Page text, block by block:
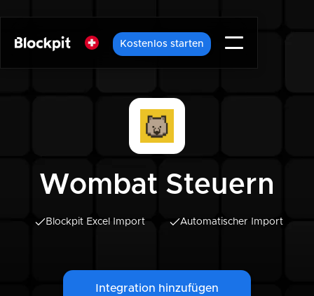
Kostenlos starten
Wombat Steuern
Blockpit Excel Import Automatischer Import
Integration hinzufügen